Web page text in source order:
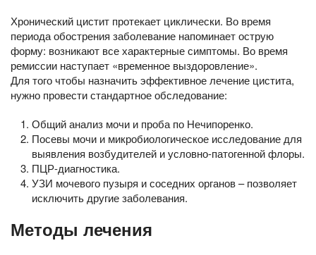
Хронический цистит протекает циклически. Во время
периода обострения заболевание напоминает острую
форму: возникают все характерные симптомы. Во время
ремиссии наступает «временное выздоровление».
Для того чтобы назначить эффективное лечение цистита,
нужно провести стандартное обследование:
Общий анализ мочи и проба по Нечипоренко.
Посевы мочи и микробиологическое исследование для
выявления возбудителей и условно-патогенной флоры.
ПЦР-диагностика.
УЗИ мочевого пузыря и соседних органов – позволяет
исключить другие заболевания.
Методы лечения